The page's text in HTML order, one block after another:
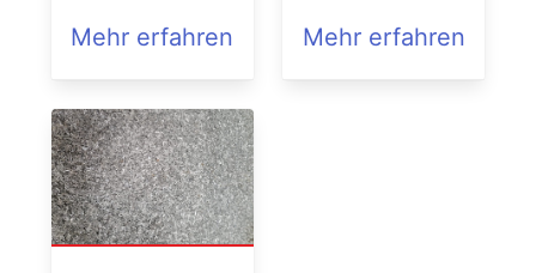
Mehr erfahren Mehr erfahren